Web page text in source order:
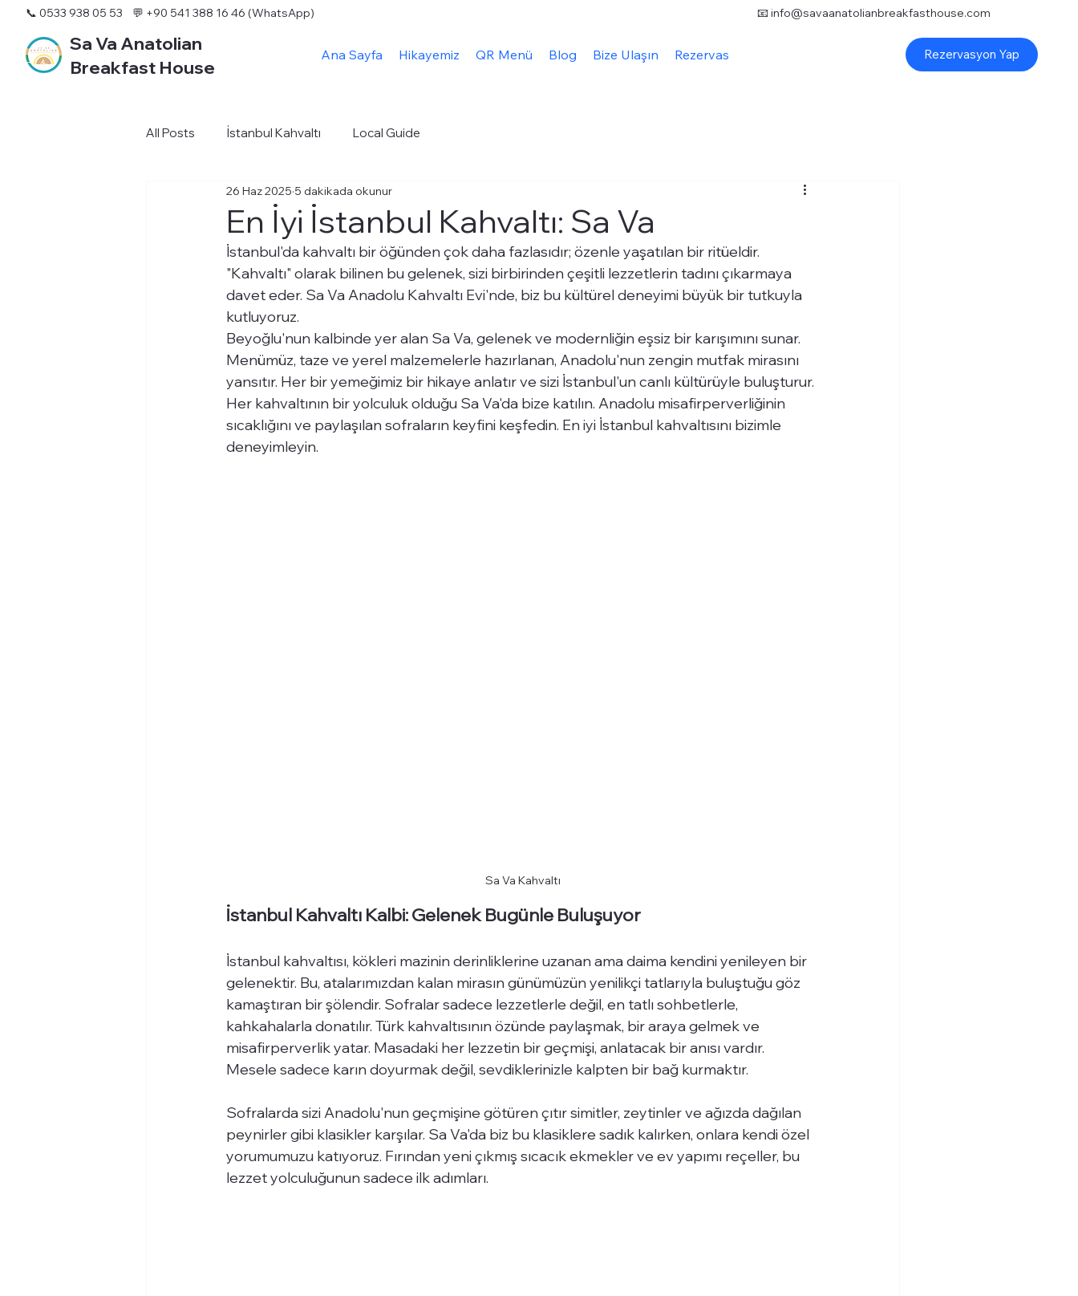
📞 0533 938 05 53 💬 +90 541 388 16 46 (WhatsApp) 📧info@savaanatolianbreakfasthouse.com
Sa Va Anatolian
Breakfast House
Ana Sayfa Hikayemiz QR Menü Blog Bize Ulaşın Rezervasyon Rezervasyon Yap
All Posts İstanbul Kahvaltı Local Guide
En İyi İstanbul Kahvaltı: Sa Va
26 Haz 2025 5 dakikada okunur
İstanbul'da kahvaltı bir öğünden çok daha fazlasıdır; özenle yaşatılan bir ritüeldir.
"Kahvaltı" olarak bilinen bu gelenek, sizi birbirinden çeşitli lezzetlerin tadını çıkarmaya
davet eder. Sa Va Anadolu Kahvaltı Evi'nde, biz bu kültürel deneyimi büyük bir tutkuyla
kutluyoruz.
Beyoğlu'nun kalbinde yer alan Sa Va, gelenek ve modernliğin eşsiz bir karışımını sunar.
Menümüz, taze ve yerel malzemelerle hazırlanan, Anadolu'nun zengin mutfak mirasını
yansıtır. Her bir yemeğimiz bir hikaye anlatır ve sizi İstanbul'un canlı kültürüyle buluşturur.
Her kahvaltının bir yolculuk olduğu Sa Va'da bize katılın. Anadolu misafirperverliğinin
sıcaklığını ve paylaşılan sofraların keyfini keşfedin. En iyi İstanbul kahvaltısını bizimle
deneyimleyin.
Sa Va Kahvaltı
İstanbul Kahvaltı Kalbi: Gelenek Bugünle Buluşuyor
İstanbul kahvaltısı, kökleri mazinin derinliklerine uzanan ama daima kendini yenileyen bir
gelenektir. Bu, atalarımızdan kalan mirasın günümüzün yenilikçi tatlarıyla buluştuğu göz
kamaştıran bir şölendir. Sofralar sadece lezzetlerle değil, en tatlı sohbetlerle,
kahkahalarla donatılır. Türk kahvaltısının özünde paylaşmak, bir araya gelmek ve
misafirperverlik yatar. Masadaki her lezzetin bir geçmişi, anlatacak bir anısı vardır.
Mesele sadece karın doyurmak değil, sevdiklerinizle kalpten bir bağ kurmaktır.
Sofralarda sizi Anadolu'nun geçmişine götüren çıtır simitler, zeytinler ve ağızda dağılan
peynirler gibi klasikler karşılar. Sa Va'da biz bu klasiklere sadık kalırken, onlara kendi özel
yorumumuzu katıyoruz. Fırından yeni çıkmış sıcacık ekmekler ve ev yapımı reçeller, bu
lezzet yolculuğunun sadece ilk adımları.